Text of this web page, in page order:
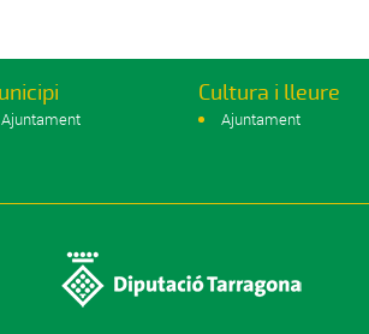
Ajuntament
Cultura i lleure
Ajuntament